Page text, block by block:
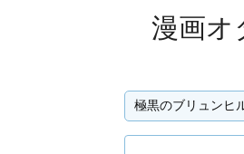
漫画オ
極黒のブリュンヒ